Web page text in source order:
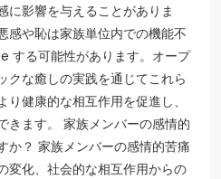
に影響を与えることがありま
感や恥は家族単位内での機能不
る可能性があります。オープ
クな癒しの実践を通じてこれら
健康的な相互作用を促進し、
きます。 家族メンバーの感情的
か？ 家族メンバーの感情的苦痛
変化、社会的な相互作用からの